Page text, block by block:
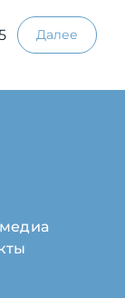
Далее